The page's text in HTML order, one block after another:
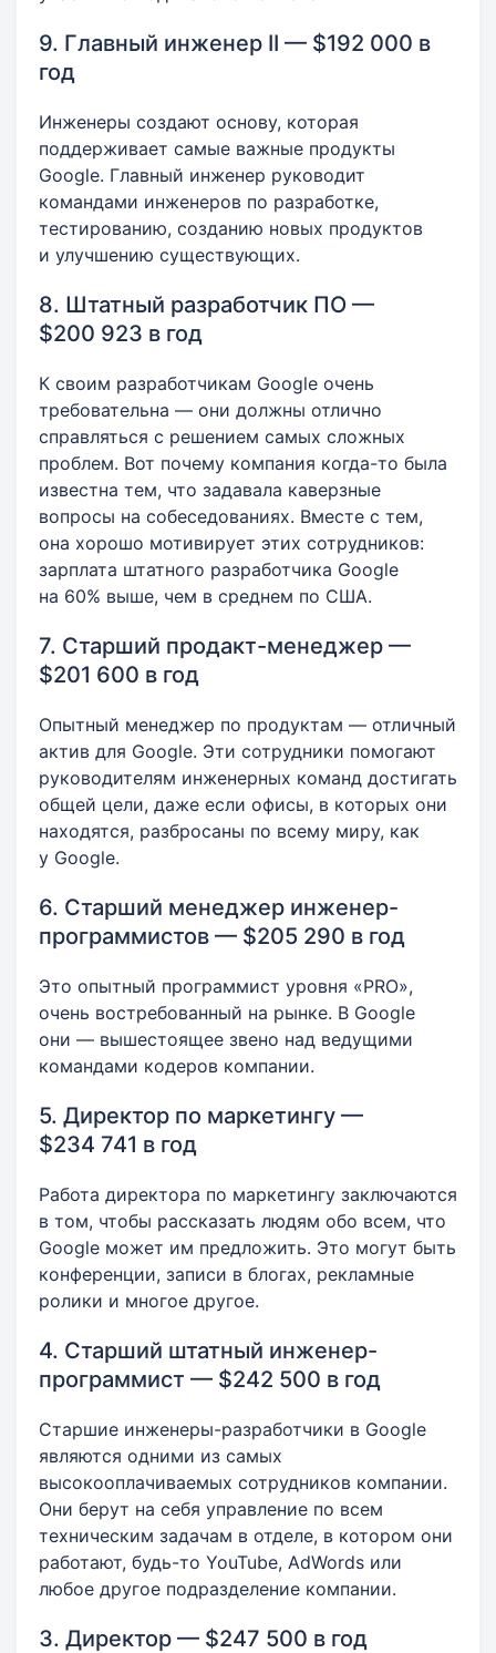
9. Главный инженер II — $192 000 в
год
Инженеры создают основу, которая
поддерживает самые важные продукты
Google. Главный инженер руководит
командами инженеров по разработке,
тестированию, созданию новых продуктов
и улучшению существующих.
8. Штатный разработчик ПО —
$200 923 в год
К своим разработчикам Google очень
требовательна — они должны отлично
справляться с решением самых сложных
проблем. Вот почему компания когда-то была
известна тем, что задавала каверзные
вопросы на собеседованиях. Вместе с тем,
она хорошо мотивирует этих сотрудников:
зарплата штатного разработчика Google
на 60% выше, чем в среднем по США.
7. Старший продакт-менеджер —
$201 600 в год
Опытный менеджер по продуктам — отличный
актив для Google. Эти сотрудники помогают
руководителям инженерных команд достигать
общей цели, даже если офисы, в которых они
находятся, разбросаны по всему миру, как
у Google.
6. Старший менеджер инженер-
программистов — $205 290 в год
Это опытный программист уровня «PRO»,
очень востребованный на рынке. В Google
они — вышестоящее звено над ведущими
командами кодеров компании.
5. Директор по маркетингу —
$234 741 в год
Работа директора по маркетингу заключаются
в том, чтобы рассказать людям обо всем, что
Google может им предложить. Это могут быть
конференции, записи в блогах, рекламные
ролики и многое другое.
4. Старший штатный инженер-
программист — $242 500 в год
Старшие инженеры-разработчики в Google
являются одними из самых
высокооплачиваемых сотрудников компании.
Они берут на себя управление по всем
техническим задачам в отделе, в котором они
работают, будь-то YouTube, AdWords или
любое другое подразделение компании.
3. Директор — $247 500 в год